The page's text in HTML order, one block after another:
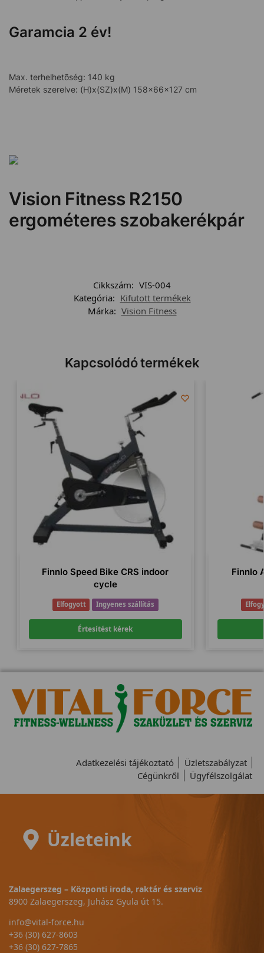
Garamcia 2 év!
Max. terhelhetõség: 140 kg
Méretek szerelve: (H)x(SZ)x(M) 158x66x127 cm
Vision Fitness R2150
ergométeres szobakerékpár
Cikkszám: VIS-004
Kategória: Kifutott termékek
Márka: Vision Fitness
Kapcsolódó termékek
Finnlo Speed Bike CRS indoor
cycle
Elfogyott Ingyenes szállítás
Értesítést kérek
Finnlo
Adatkezelési tájékoztató
Üzletszabályzat
Cégünkről
Ügyfélszolgálat
Üzleteink
Zalaegerszeg – Központi iroda, raktár és szerviz
8900 Zalaegerszeg, Juhász Gyula út 15.
info@vital-force.hu
+36 (30) 627-8603
+36 (30) 627-7865